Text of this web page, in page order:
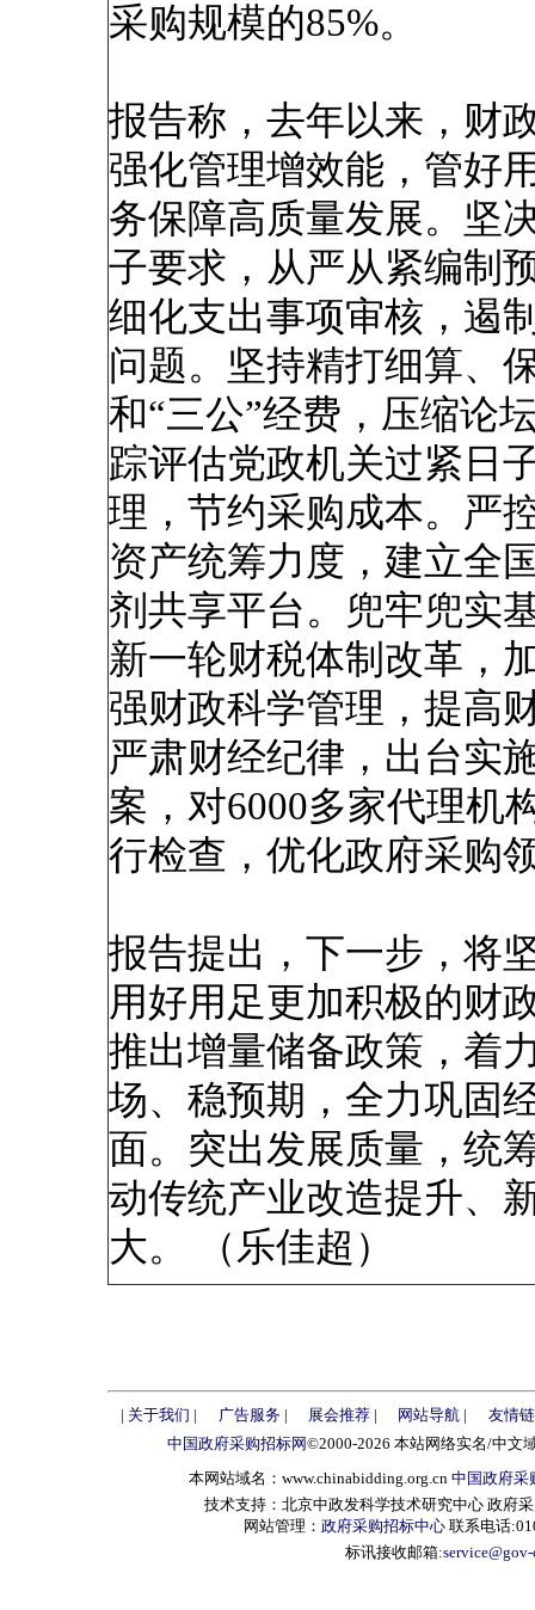
采购规模的85%。
报告称，去年以来，财
强化管理增效能，管好
务保障高质量发展。坚
子要求，从严从紧编制
细化支出事项审核，遏
问题。坚持精打细算、
和“三公”经费，压缩论
踪评估党政机关过紧日
理，节约采购成本。严
资产统筹力度，建立全
剂共享平台。兜牢兜实
新一轮财税体制改革，
强财政科学管理，提高
严肃财经纪律，出台实
案，对6000多家代理机
行检查，优化政府采购
报告提出，下一步，将
用好用足更加积极的财
推出增量储备政策，着
场、稳预期，全力巩固
面。突出发展质量，统
动传统产业改造提升、
大。 （乐佳超）
| 关于我们 | 广告服务| 展会推荐| 网站导航 |
友情
中国政府采购招标网©2000-2026 本站网络实名/中文
本网站域名：www.chinabidding.org.cn 中国政府采
技术支持：北京中政发科学技术研究中心 政府
网站管理： 政府采购招标中心 联系电话
标讯接收邮箱: